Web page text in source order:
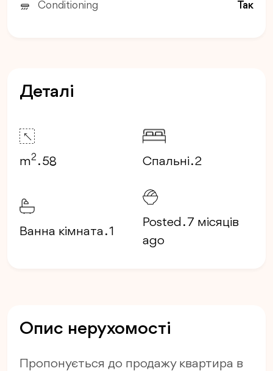
Conditioning Так
Деталі
m2 . 58 Спальні . 2
Ванна кімната . 1
Posted . 7 місяців
ago
Опис нерухомості
Пропонується до продажу квартира в